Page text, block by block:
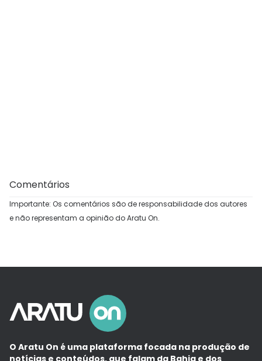
Comentários
Importante: Os comentários são de responsabilidade dos autores
e não representam a opinião do Aratu On.
O Aratu On é uma plataforma focada na produção de
notícias e conteúdos, que falam da Bahia e dos